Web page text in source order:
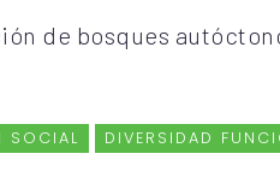
de bosques
SOCIAL DIVERSIDAD